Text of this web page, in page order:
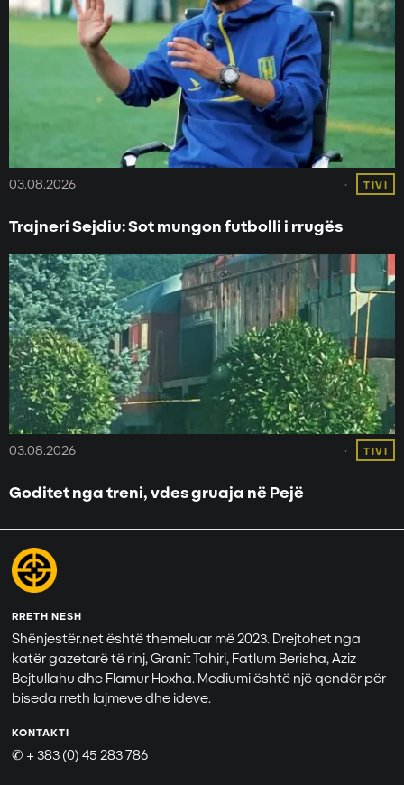
03.08.2026 TIVI
Trajneri Sejdiu: Sot mungon futbolli i rrugës
03.08.2026 TIVI
Goditet nga treni, vdes gruaja në Pejë
RRETH NESH
Shënjestër.net është themeluar më 2023. Drejtohet nga
katër gazetarë të rinj, Granit Tahiri, Fatlum Berisha, Aziz
Bejtullahu dhe Flamur Hoxha. Mediumi është një qendër për
biseda rreth lajmeve dhe ideve.
KONTAKTI
✆ + 383 (0) 45 283 786